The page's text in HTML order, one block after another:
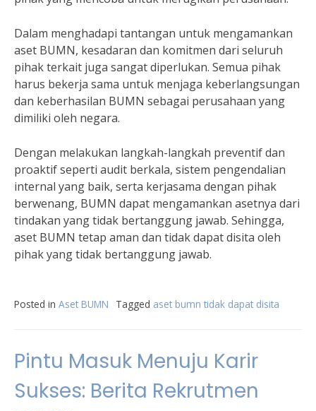
Dalam menghadapi tantangan untuk mengamankan
aset BUMN, kesadaran dan komitmen dari seluruh
pihak terkait juga sangat diperlukan. Semua pihak
harus bekerja sama untuk menjaga keberlangsungan
dan keberhasilan BUMN sebagai perusahaan yang
dimiliki oleh negara.
Dengan melakukan langkah-langkah preventif dan
proaktif seperti audit berkala, sistem pengendalian
internal yang baik, serta kerjasama dengan pihak
berwenang, BUMN dapat mengamankan asetnya dari
tindakan yang tidak bertanggung jawab. Sehingga,
aset BUMN tetap aman dan tidak dapat disita oleh
pihak yang tidak bertanggung jawab.
Posted in Aset BUMN Tagged aset bumn tidak dapat disita
Pintu Masuk Menuju Karir
Sukses: Berita Rekrutmen